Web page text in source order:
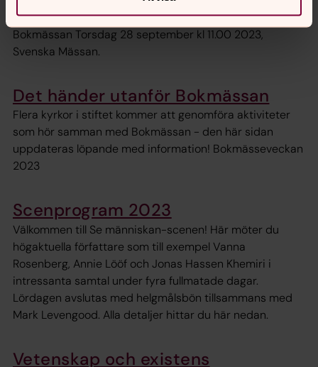
inträde. Yttrandefrihetstorget ingår i entrébiljetten.
Bokmässan Torsdag 28 september kl 11.00 2023,
Svenska Mässan.
Det händer utanför Bokmässan
Flera kyrkor i stiftet kommer att genomföra aktiviteter
som hör samman med Bokmässan - den här sidan
uppdateras löpande med information! Bokmässeveckan
2023
Scenprogram 2023
Välkommen till Se människan-scenen! Här möter du
högaktuella författare som till exempel Vanna
Rosenberg, Annie Lööf och Jonas Hassen Khemiri i
intressanta samtal under fyra fullmatade dagar.
Lördagen avslutas med helgmålsbön tillsammans med
Mark Levengood. Alla detaljer hittar du här nedan.
Vetenskap och existens